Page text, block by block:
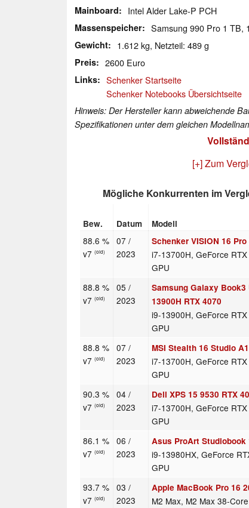
Mainboard Intel Alder Lake-P PCH
Massenspeicher Samsung 990 Pro 1 TB,
Gewicht 1.612 kg, Netzteil: 489 g
Preis 2600 Euro
Links
Schenker Startseite
Schenker Notebooks Übersichtseite
Hinweis: Der Hersteller kann abweichende
Spezifikationen unter dem gleichen
[+] Zum
Mögliche Konkurrenten im
Bew. Datum Modell
88.6 %
v7(old)
07 /
2023
Schenker VISION 16 Pro
i7-13700H, GeForce
GPU
88.8 %
v7(old)
05 /
2023
Samsung Galaxy Book3
13900H RTX 4070
i9-13900H, GeForce
GPU
88.8 %
v7(old)
07 /
2023
MSI Stealth 16 Studio
i7-13700H, GeForce
GPU
90.3 %
v7(old)
04 /
2023
Dell XPS 15 9530 RTX
i7-13700H, GeForce
GPU
86.1 %
v7(old)
06 /
2023
Asus ProArt Studiobook
i9-13980HX, GeForce
GPU
93.7 %
v7(old)
03 /
2023
Apple MacBook Pro 16
M2 Max, M2 Max 38-